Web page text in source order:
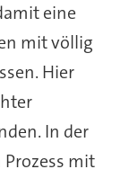
eine
mit völlig
Hier
In der
mit